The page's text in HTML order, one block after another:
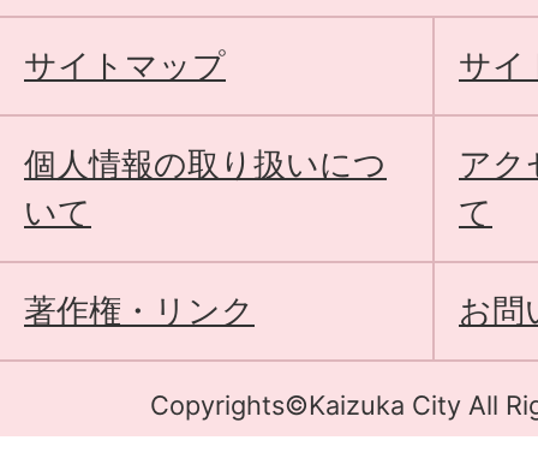
サイトマップ サイ
個人情報の取り扱いにつ
いて
アク
て
著作権・リンク お問
Copyrights©Kaizuka City All